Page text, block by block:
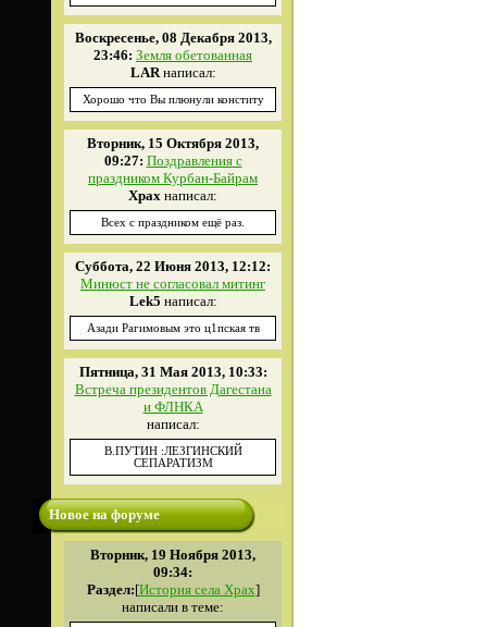
Воскресенье, 08 Декабря 2013,
23:46: Земля обетованная
LARнаписал:
Хорошо что Вы плюнули конститу
Вторник, 15 Октября 2013,
09:27: Поздравления с
праздником Курбан-Байрам
Xpax написал:
Всех с праздником ещё раз.
Суббота, 22 Июня 2013, 12:12:
Минюст не согласовал митинг
Lek5 написал:
Азади Рагимовым это ц1пская тв
Пятница, 31 Мая 2013, 10:33:
Встреча президентов Дагестана
и ФЛНКА
написал:
В.ПУТИН :ЛЕЗГИНСКИЙ
СЕПАРАТИЗМ
Новое на форуме
Вторник, 19 Ноября 2013,
09:34:
Раздел:[История села Храх]
написали в теме: